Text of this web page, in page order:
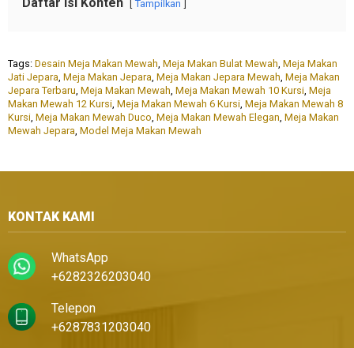
Daftar Isi Konten Tampilkan
Tags: Desain Meja Makan Mewah, Meja Makan Bulat Mewah, Meja Makan
Jati Jepara, Meja Makan Jepara, Meja Makan Jepara Mewah, Meja Makan
Jepara Terbaru, Meja Makan Mewah, Meja Makan Mewah 10 Kursi, Meja
Makan Mewah 12 Kursi, Meja Makan Mewah 6 Kursi, Meja Makan Mewah 8
Kursi, Meja Makan Mewah Duco, Meja Makan Mewah Elegan, Meja Makan
Mewah Jepara, Model Meja Makan Mewah
KONTAK KAMI
WhatsApp
+6282326203040
Telepon
+6287831203040